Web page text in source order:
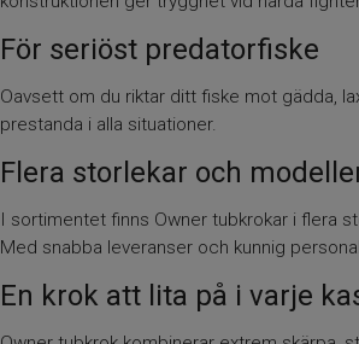
För seriöst predatorfiske
Oavsett om du riktar ditt fiske mot gädda,
prestanda i alla situationer.
Flera storlekar och
I sortimentet finns Owner tubkrokar i flera
Med snabba leveranser och kunnig
En krok att lita på i varje